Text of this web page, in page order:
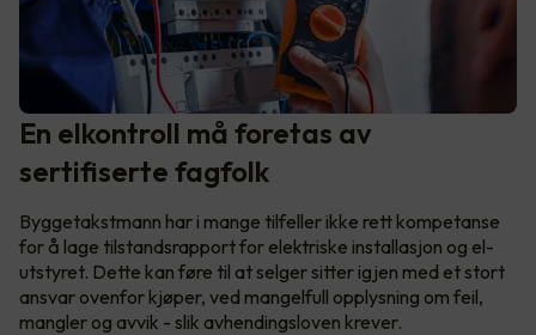
En elkontroll må foretas av
sertifiserte fagfolk
Byggetakstmann har i mange tilfeller ikke rett kompetanse
for å lage tilstandsrapport for elektriske installasjon og el-
utstyret. Dette kan føre til at selger sitter igjen med et stort
ansvar ovenfor kjøper, ved mangelfull opplysning om feil,
mangler og avvik - slik avhendingsloven krever.